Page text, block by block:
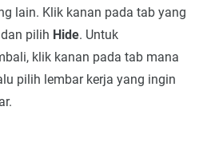
lain. Klik kanan pada tab yang
pilih Hide. Untuk
klik kanan pada tab mana
pilih lembar kerja yang ingin